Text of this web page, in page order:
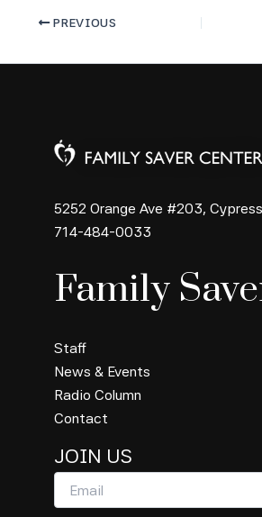
PREVIOUS
5252 Orange Ave #203,
714-484-0033
Family
Staff
News & Events
Radio Column
Contact
JOIN US